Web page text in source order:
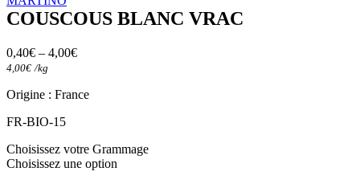
COUSCOUS BLANC VRAC
0,40€ – 4,00€
4,00€ /kg
Origine : France
FR-BIO-15
Choisissez votre Grammage
Choisissez une option